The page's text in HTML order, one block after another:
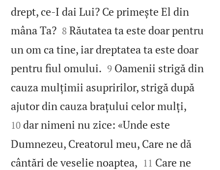
drept, ce‑I dai Lui? Ce primește El din
mâna Ta?
8 Răutatea ta este doar pentru
un om ca tine, iar dreptatea ta este doar
pentru fiul omului. 

9 Oamenii strigă din
cauza mulțimii asupririlor, strigă după
ajutor din cauza brațului celor mulți,
10 dar nimeni nu zice: «Unde este
Dumnezeu, Creatorul meu, Care ne dă
cântări de veselie noaptea, 

11 Care ne